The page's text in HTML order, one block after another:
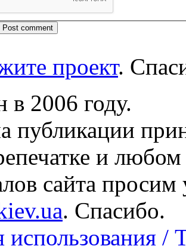
проект.
в 2006 году.
публикации
и
сайта просим
. Спасибо.
использования /